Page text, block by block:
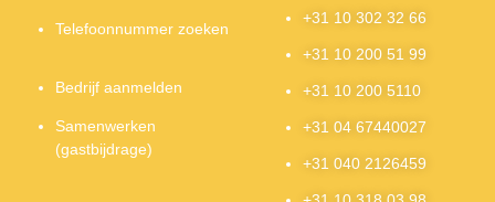
Telefoonnummer zoeken
Bedrijf aanmelden
Samenwerken
(gastbijdrage)
+31 10 302 32 66
+31 10 200 51 99
+31 10 200 5110
+31 04 67440027
+31 040 2126459